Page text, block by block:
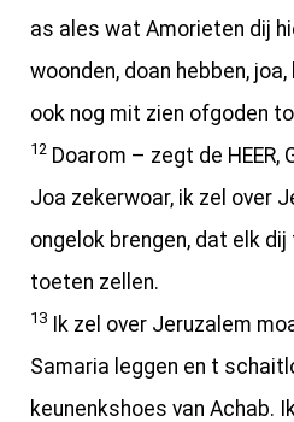
as ales wat Amorieten dij
woonden, doan hebben,
ook nog mit zien ofgoden
12 Doarom – zegt de HEER,
Joa zekerwoar, ik zel over
ongelok brengen, dat elk dij
toeten zellen.
13
Ik zel over Jeruzalem
Samaria leggen en t
keunenkshoes van Achab.